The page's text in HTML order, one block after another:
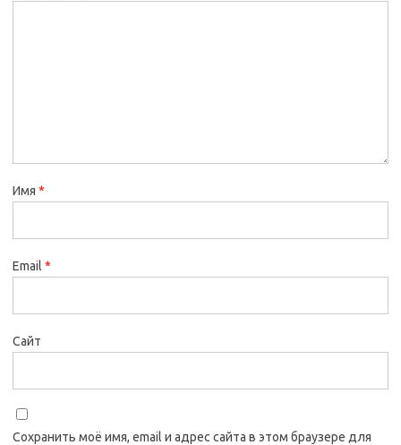
Имя *
Email *
Сайт
Сохранить моё имя, email и адрес сайта в этом браузере для